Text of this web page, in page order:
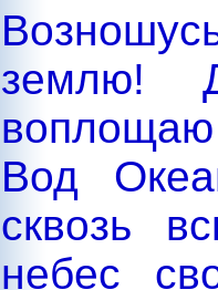
землю!
воплощаю
Вод
сквозь
небес